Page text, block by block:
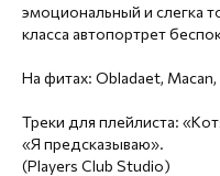
эмоциональный и слегка
класса автопортрет
На фитах: Obladaet, Macan,
Треки для плейлиста:
«Я предсказываю».
(Players Club Studio)